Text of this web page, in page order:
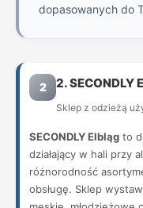
dopasowanych do
2 2. SECONDLY
Sklep z odzieżą
SECONDLY Elbląg to
działający w hali przy
różnorodność
obsługę. Sklep